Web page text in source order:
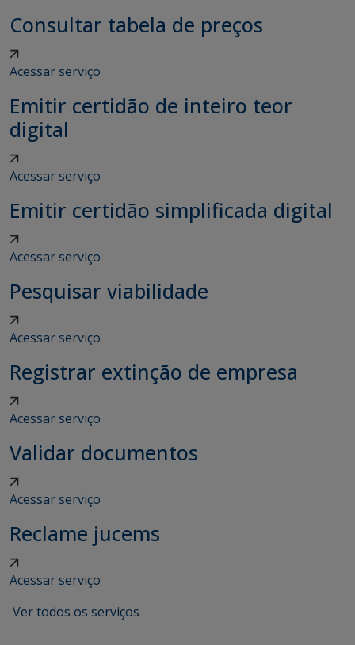
Consultar tabela de preços
Acessar serviço
Emitir certidão de inteiro teor
digital
Acessar serviço
Emitir certidão simplificada digital
Acessar serviço
Pesquisar viabilidade
Acessar serviço
Registrar extinção de empresa
Acessar serviço
Validar documentos
Acessar serviço
Reclame jucems
Acessar serviço
Ver todos os serviços